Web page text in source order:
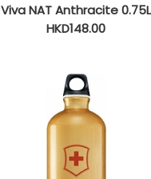
Viva NAT Anthracite 0.75L
HKD148.00